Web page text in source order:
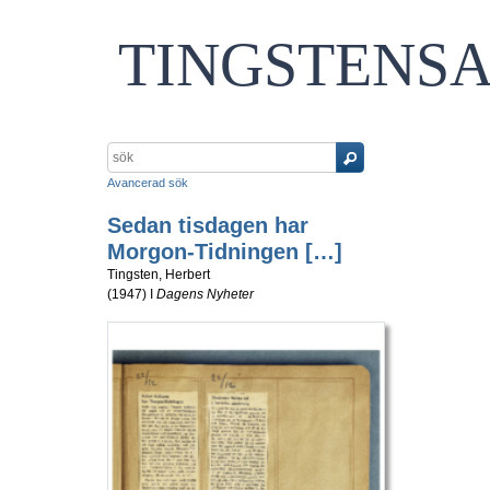
Avancerad sök
Sedan tisdagen har
Morgon-Tidningen […]
Tingsten, Herbert
(1947) I Dagens Nyheter